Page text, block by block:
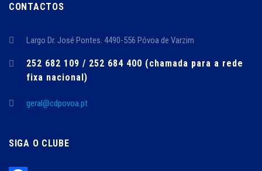
CONTACTOS
Largo Dr. José Pontes. 4490-556 Póvoa de Varzim
252 682 109 / 252 684 400 (chamada para a rede
fixa nacional)
geral@cdpovoa.pt
SIGA O CLUBE